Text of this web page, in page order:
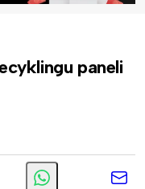
paneli